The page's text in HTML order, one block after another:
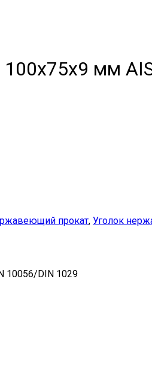
мм
прокат, Уголок
10056/DIN 1029